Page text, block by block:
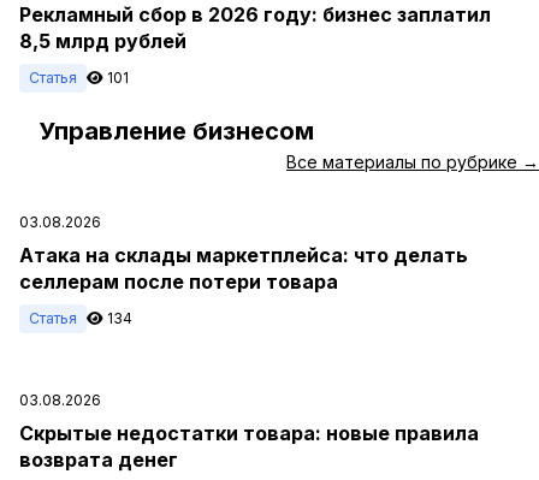
Рекламный сбор в 2026 году: бизнес заплатил
8,5 млрд рублей
Статья 101
Управление бизнесом
Все материалы по рубрике →
03.08.2026
Атака на склады маркетплейса: что делать
селлерам после потери товара
Статья 134
03.08.2026
Скрытые недостатки товара: новые правила
возврата денег